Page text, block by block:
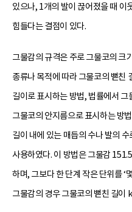
있으나, 1개의 발이 끊어졌을 때 이
힘들다는 결점이 있다.
그물감의 규격은 주로 그물코의 크
종류나 목적에 따라 그물코의 뻗친
길이로 표시하는 방법, 법률에서
그물코의 안지름으로 표시하는 방
길이 내에 있는 매듭의 수나 발의
사용하였다. 이 방법은 그물감
하며, 그보다 한 단계 작은 단위를
그물감의 경우 그물코의 뻗친 길